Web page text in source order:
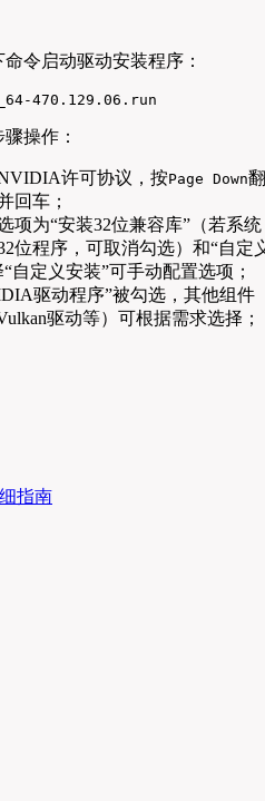
令启动驱动安装程序：
470.129.06.run
操作：
许可协议，按Page Down翻
回车；
项为“安装32位兼容库”（若系统
位程序，可取消勾选）和“自定
自定义安装”可手动配置选项；
驱动程序”被勾选，其他组件
驱动等）可根据需求选择；
指南